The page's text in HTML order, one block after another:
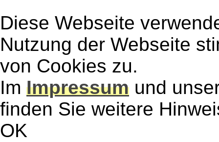
Diese Webseite
Nutzung der Webseite
von Cookies zu.
Im Impressum und
finden Sie weitere
OK